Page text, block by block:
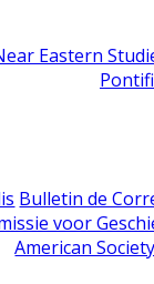
Eastern
Bulletin de
voor
American